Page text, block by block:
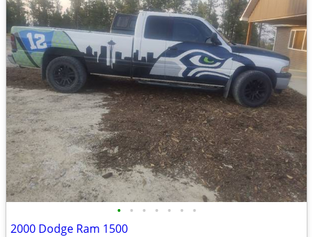
• • • • • • •
2000 Dodge Ram 1500